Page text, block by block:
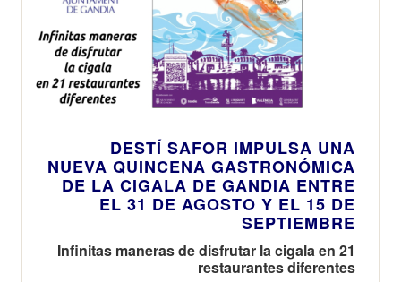
DESTÍ SAFOR IMPULSA UNA
NUEVA QUINCENA GASTRONÓMICA
DE LA CIGALA DE GANDIA ENTRE
EL 31 DE AGOSTO Y EL 15 DE
SEPTIEMBRE
Infinitas maneras de disfrutar la cigala en 21
restaurantes diferentes